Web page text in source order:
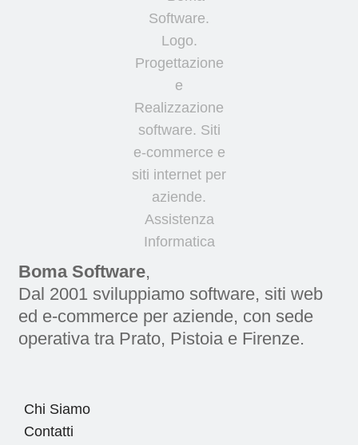
Boma Software,
Dal 2001 sviluppiamo software, siti web
ed e-commerce per aziende, con sede
operativa tra Prato, Pistoia e Firenze.
Chi Siamo
Contatti